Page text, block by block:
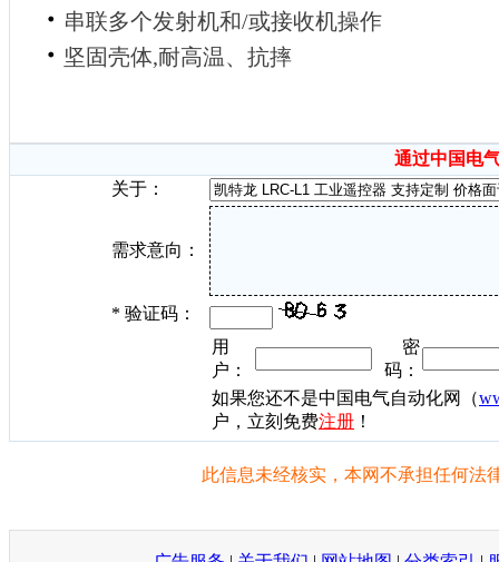
・ 串联多个发射机和/或接收
・ 坚固壳体,耐高温、
通过中国电
关于：
需求意向：
* 验证码：
用
户：
密
码：
如果您还不是中国电气自动化网（
户，立刻免费注册 ！
此信息未经核实，本网不承担任何法